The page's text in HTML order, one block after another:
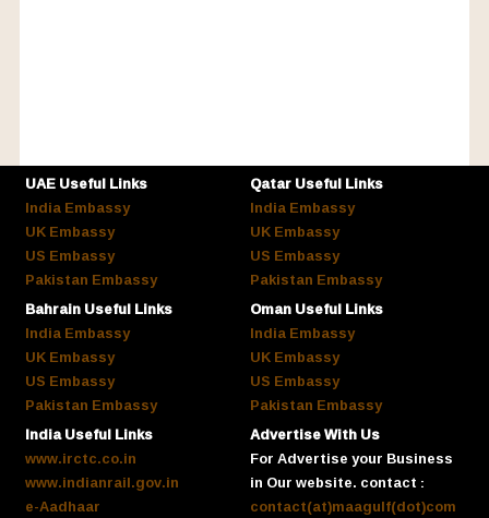
UAE Useful Links
India Embassy
UK Embassy
US Embassy
Pakistan Embassy
Qatar Useful Links
India Embassy
UK Embassy
US Embassy
Pakistan Embassy
Bahrain Useful Links
India Embassy
UK Embassy
US Embassy
Pakistan Embassy
Oman Useful Links
India Embassy
UK Embassy
US Embassy
Pakistan Embassy
India Useful Links
www.irctc.co.in
www.indianrail.gov.in
e-Aadhaar
Advertise With Us
For Advertise your Business
in Our website. contact :
contact(at)maagulf(dot)com